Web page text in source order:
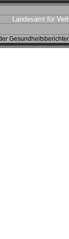
Landesamt für